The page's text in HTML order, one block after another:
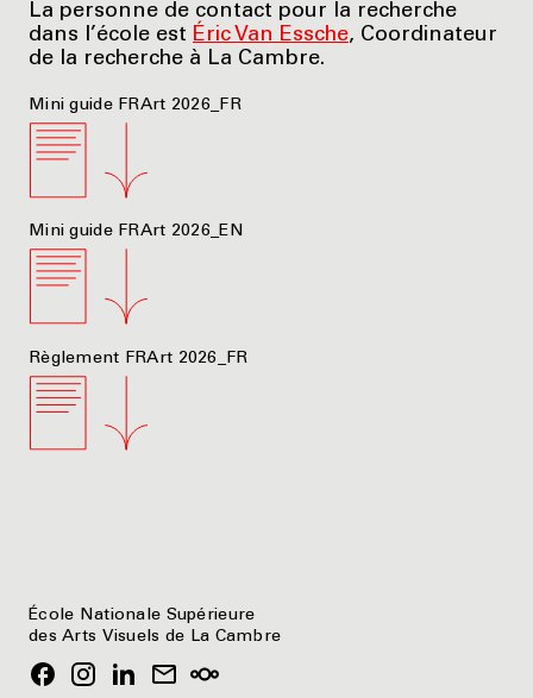
La personne de contact pour la recherche
dans l’école est Éric Van Essche, Coordinateur
de la recherche à La Cambre.
Mini guide FRArt 2026_FR
Mini guide FRArt 2026_EN
Règlement FRArt 2026_FR
École Nationale Supérieure
des Arts Visuels de La Cambre